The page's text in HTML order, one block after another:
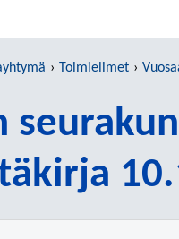
Toimielimet